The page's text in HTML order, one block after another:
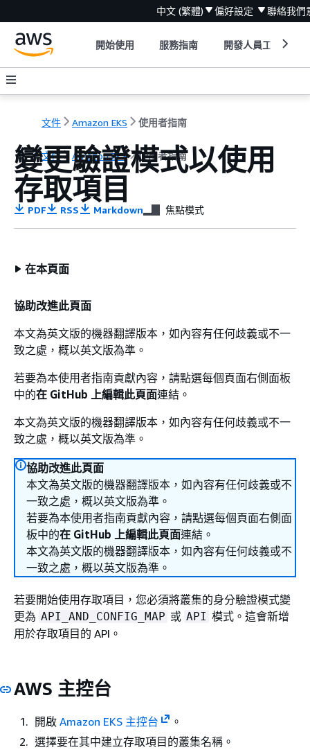
中文 (繁體) 偏好設定 聯絡我們
開始使用 服務指南 開發人員工具
文件 Amazon EKS 使用者指南
文件 Amazon EKS 使用者指南
變更驗證模式以使用
存取項目
PDF RSS Markdown 焦點模式
在本頁面
協助改進此頁面
本文為英文版的機器翻譯版本，如內容有任何歧義或不一
致之處，概以英文版為準。
若要為本使用者指南貢獻內容，請點選每個頁面右側面板
中的在 GitHub 上編輯此頁面連結。
本文為英文版的機器翻譯版本，如內容有任何歧義或不一
致之處，概以英文版為準。
協助改進此頁面
本文為英文版的機器翻譯版本，如內容有任何歧義或不
一致之處，概以英文版為準。
若要為本使用者指南貢獻內容，請點選每個頁面右側面
板中的在 GitHub 上編輯此頁面連結。
本文為英文版的機器翻譯版本，如內容有任何歧義或不
一致之處，概以英文版為準。
若要開始使用存取項目，您必須將叢集的身分驗證模式變
更為 API_AND_CONFIG_MAP 或 API 模式。這會新增
用於存取項目的 API。
AWS 主控台
開啟 Amazon EKS 主控台
。
選擇要在其中建立存取項目的叢集名稱。